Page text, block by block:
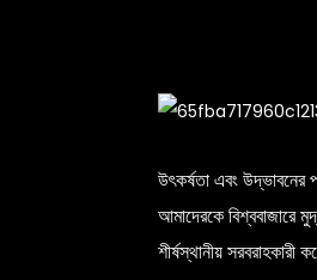
উৎকর্ষতা এবং উদ্ভাবনের
আমাদেরকে বিশ্ববাজারে
শীর্ষস্থানীয় সরবরাহকারী